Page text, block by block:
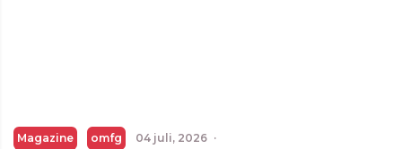
Magazine omfg 04 juli, 2026 ·